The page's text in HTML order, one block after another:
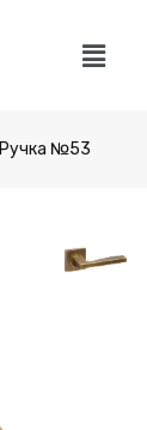
Ручка №53